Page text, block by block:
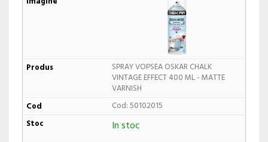
SPRAY VOPSEA OSKAR CHALK
VINTAGE EFFECT 400 ML - MATTE
VARNISH
Cod: 50102015
In stoc